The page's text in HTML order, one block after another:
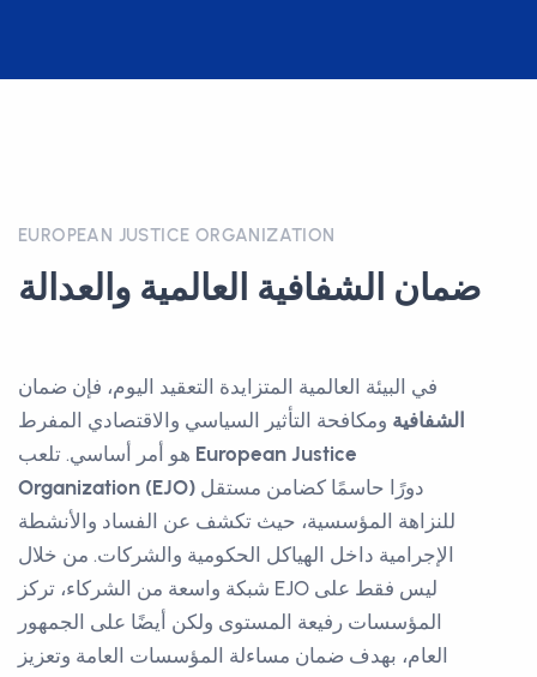
EUROPEAN JUSTICE ORGANIZATION
ضمان الشفافية العالمية والعدالة
في البيئة العالمية المتزايدة التعقيد اليوم، فإن ضمان
الشفافية ومكافحة التأثير السياسي والاقتصادي المفرط
European Justice
Organization (EJO)
للنزاهة المؤسسية، حيث تكشف عن الفساد والأنشطة
الإجرامية داخل الهياكل الحكومية والشركات. من خلال
شبكة واسعة من الشركاء، تركز EJO ليس فقط على
المؤسسات رفيعة المستوى ولكن أيضًا على الجمهور
العام، بهدف ضمان مساءلة المؤسسات العامة وتعزيز